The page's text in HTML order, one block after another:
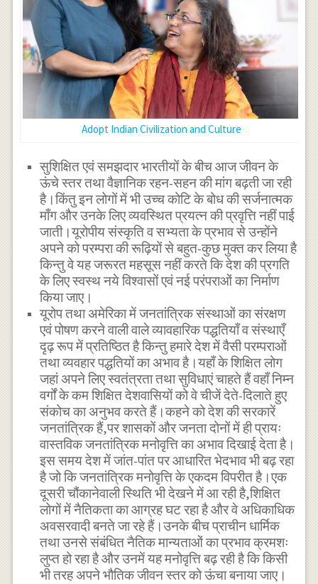
Adopt Indian Civilization and Culture
सुशिक्षित एवं समझदार भारतीयों के बीच आज जीवन के
ऊंचे स्तर तथा वैज्ञानिक रहन-सहन की मांग बढ़ती जा रही
है।किंतु इन लोगों में भी उच्च कोटि के बोध की सर्जनात्मक
माँग और उनके लिए व्यवस्थित प्रयत्न की प्रवृत्ति नहीं पाई
जाती।यूरोपीय संस्कृति व सभ्यता के प्रभाव से उन्होंने
अपने को परम्परा की रूढ़ियों से बहुत-कुछ मुक्त कर लिया है
किन्तु वे यह जरूरत महसूस नहीं करते कि देश की प्रगति
के लिए स्वस्थ नये विश्वासों एवं नई परंपराओं का निर्माण
किया जाए।
यूरोप तथा अमेरिका में जनतांत्रिक संस्थाओं का संरक्षण
एवं पोषण करने वाली वाले व्यावहारिक पद्धतियाँ व संस्थाएँ
दृढ़ रूप में प्रतिष्ठित है किन्तु हमारे देश में वैसी परम्पराओं
तथा व्यवहार पद्धतियों का अभाव है।यहाँ के शिक्षित लोग
जहां अपने लिए स्वतंत्रता तथा सुविधाएं चाहते हैं वहाँ निम्न
वर्गों के कम शिक्षित देशवासियों को वे चीजें देते-दिलाते हुए
संकोच का अनुभव करते हैं।कहने को देश की सरकारें
जनतांत्रिक हैं,पर शासकों और जनता दोनों में ही प्रायः
वास्तविक जनतांत्रिक मनोवृत्ति का अभाव दिखाई देता है।
इस समय देश में जांत-पांत पर आधारित भेदभाव भी बढ़ रहा
है जो कि जनतांत्रिक मनोवृत्ति के एकदम विपरीत है।एक
दूसरी चौंकानेवाली स्थिति भी देखने में आ रही है,शिक्षित
लोगों में नैतिकता का आग्रह घट रहा है और वे अधिकाधिक
अवसरवादी बनते जा रहे हैं।उनके बीच प्राचीन धार्मिक
तथा उनसे संबंधित नैतिक मान्यताओं का प्रभाव क्रमशः
लुप्त हो रहा है और उनमें यह मनोवृत्ति बढ़ रही है कि किसी
भी तरह अपने भौतिक जीवन स्तर को ऊंचा बनाया जाए।